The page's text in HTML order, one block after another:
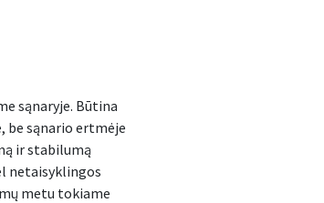
sąnaryje. Būtina
be sąnario ertmėje
ir stabilumą
netaisyklingos
metu tokiame